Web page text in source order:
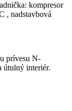
kompresor
, nadstavbová
prívesu N-
útulný interiér.